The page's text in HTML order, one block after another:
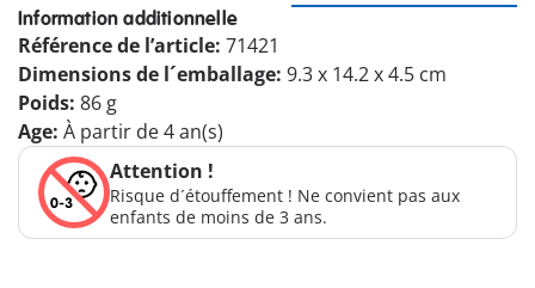
Information additionnelle
Référence de l’article: 71421
Dimensions de l´emballage: 9.3 x 14.2 x 4.5 cm
Poids: 86 g
Age: À partir de 4 an(s)
Attention !
Risque d´étouffement ! Ne convient pas aux
enfants de moins de 3 ans.